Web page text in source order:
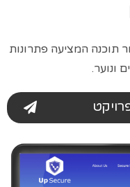
תוכנה המציעה פתרונות
ונוער.